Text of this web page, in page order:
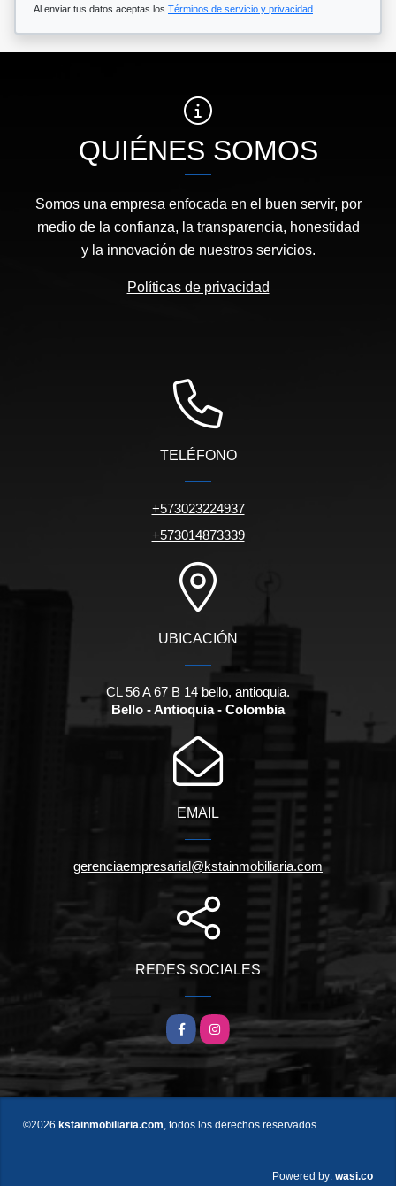
Al enviar tus datos aceptas los Términos de servicio y privacidad
QUIÉNES SOMOS
Somos una empresa enfocada en el buen servir, por
medio de la confianza, la transparencia, honestidad
y la innovación de nuestros servicios.
Políticas de privacidad
TELÉFONO
+573023224937
+573014873339
UBICACIÓN
CL 56 A 67 B 14 bello, antioquia.
Bello - Antioquia - Colombia
EMAIL
gerenciaempresarial@kstainmobiliaria.com
REDES SOCIALES
FacebookInstagram
©2026 kstainmobiliaria.com, todos los derechos reservados.
Powered by: wasi.co